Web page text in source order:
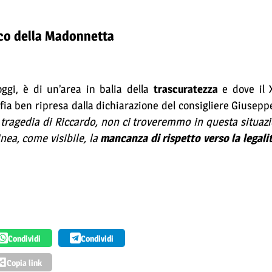
della Madonnetta
è di un’area in balia della trascuratezzae dove il
ben ripresa dalla dichiarazione del consigliere
di Riccardo, non ci troveremmo in questa
come visibile, lamancanza di rispetto verso la
Condividi Condividi
Copia link